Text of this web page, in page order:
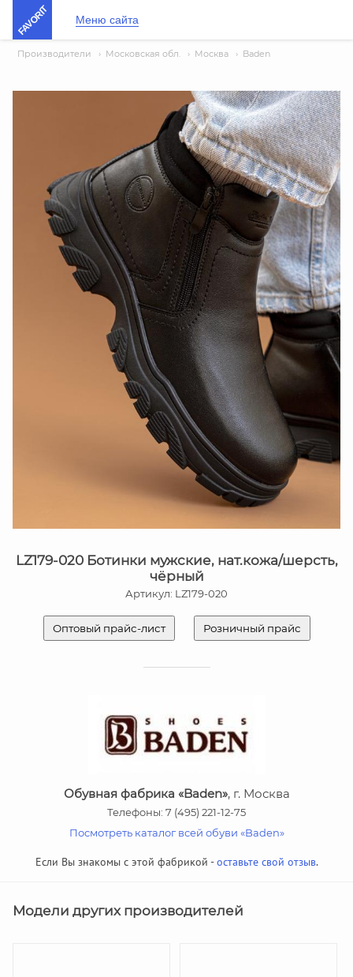
FAVORIT Меню сайта
Производители › Московская обл. › Москва › Baden
LZ179-020 Ботинки мужские, нат.кожа/шерсть,
чёрный
Артикул: LZ179-020
Оптовый прайс-лист Розничный прайс
Обувная фабрика «Baden», г. Москва
Телефоны: 7 (495) 221-12-75
Посмотреть каталог всей обуви «Baden»
Если Вы знакомы с этой фабрикой -оставьте свой отзыв.
Модели других производителей